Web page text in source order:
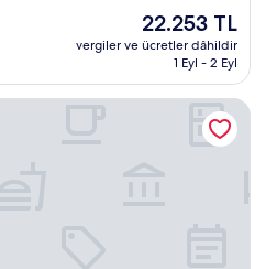
Güncel
fiyat:
22.253 TL
22.253 TL
vergiler ve ücretler dâhildir
1 Eyl - 2 Eyl